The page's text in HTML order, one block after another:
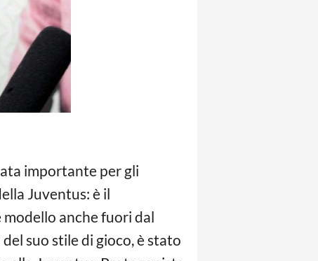
importante per gli
Juventus: è il
modello anche fuori dal
suo stile di gioco, è stato